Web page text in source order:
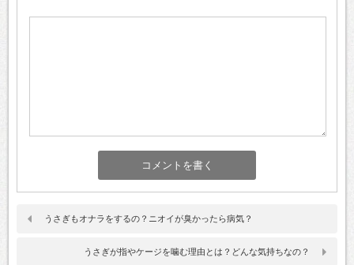
うさぎもオナラをするの？ニオイが臭かったら病気？
うさぎが指やケージを噛む理由とは？どんな気持ちなの？